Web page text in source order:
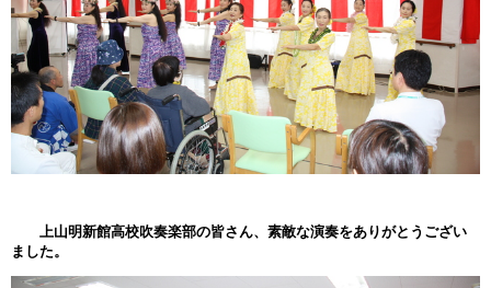
上山明新館高校吹奏楽部の皆さん、素敵な演奏をありがとうござい
ました。